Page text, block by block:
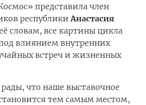
представила член
республики Анастасия
словам, все картины цикла
влиянием внутренних
встреч и жизненных
что наше выставочное
тем самым местом,